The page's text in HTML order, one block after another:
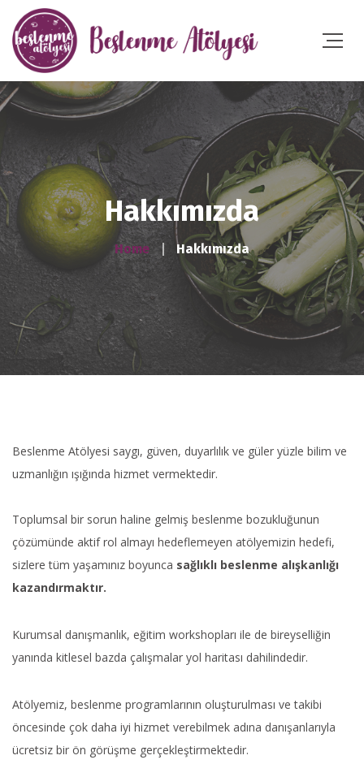
Hakkımızda
Home Hakkımızda
Beslenme Atölyesi saygı, güven, duyarlılık ve güler yüzle bilim ve
uzmanlığın ışığında hizmet vermektedir.
Toplumsal bir sorun haline gelmiş beslenme bozukluğunun
çözümünde aktif rol almayı hedeflemeyen atölyemizin hedefi,
sizlere tüm yaşamınız boyunca sağlıklı beslenme alışkanlığı
kazandırmaktır.
Kurumsal danışmanlık, eğitim workshopları ile de bireyselliğin
yanında kitlesel bazda çalışmalar yol haritası dahilindedir.
Atölyemiz, beslenme programlarının oluşturulması ve takibi
öncesinde çok daha iyi hizmet verebilmek adına danışanlarıyla
ücretsiz bir ön görüşme gerçekleştirmektedir.